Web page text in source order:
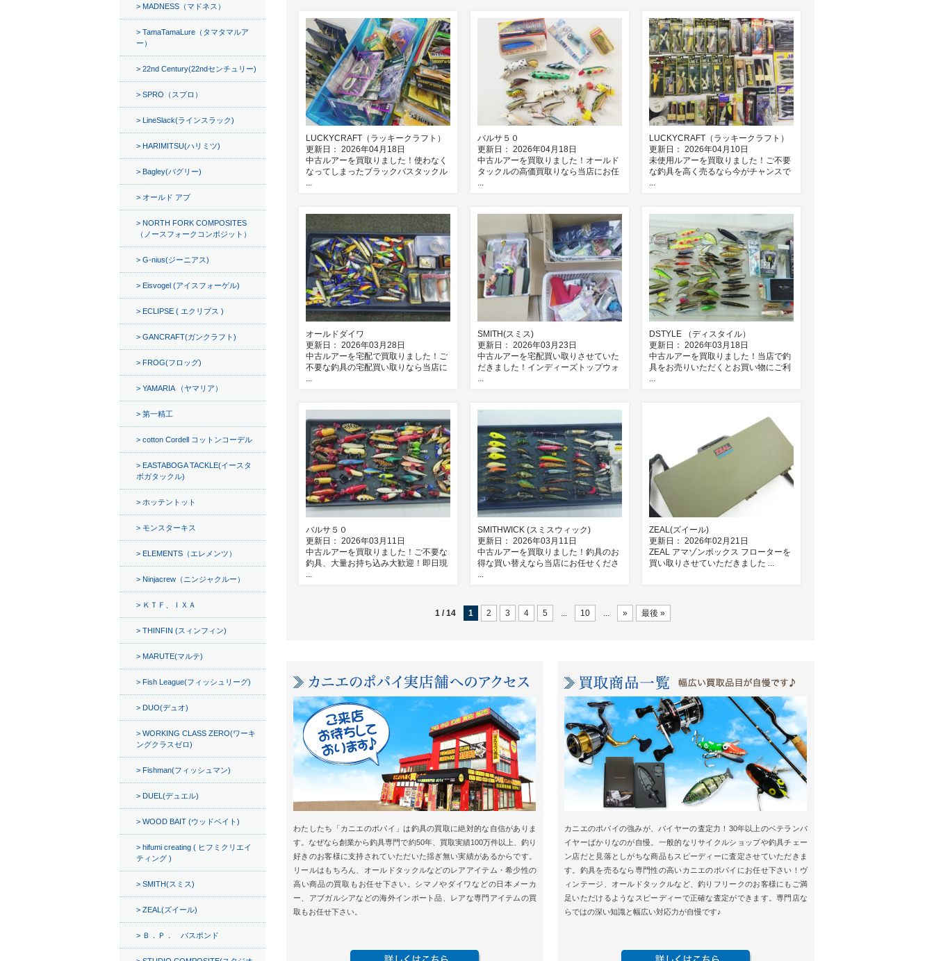
LUCKYCRAFT（ラッキークラフト）
更新日： 2026年04月18日
中古ルアーを買取りました！使わなく
なってしまったブラックバスタックル
...
バルサ５０
更新日： 2026年04月18日
中古ルアーを買取りました！オールド
タックルの高価買取りなら当店にお任
...
LUCKYCRAFT（ラッキークラフト）
更新日： 2026年04月10日
未使用ルアーを買取りました！ご不要
な釣具を高く売るなら今がチャンスで
...
オールドダイワ
更新日： 2026年03月28日
中古ルアーを宅配で買取りました！ご
不要な釣具の宅配買い取りなら当店に
...
SMITH(スミス)
更新日： 2026年03月23日
中古ルアーを宅配買い取りさせていた
だきました！インディーズトップウォ
...
DSTYLE （ディスタイル）
更新日： 2026年03月18日
中古ルアーを買取りました！当店で釣
具をお売りいただくとお買い物にご利
...
バルサ５０
更新日： 2026年03月11日
中古ルアーを買取りました！ご不要な
釣具、大量お持ち込み大歓迎！即日現
...
SMITHWICK (スミスウィック)
更新日： 2026年03月11日
中古ルアーを買取りました！釣具のお
得な買い替えなら当店にお任せくださ
...
ZEAL(ズイール)
更新日： 2026年02月21日
ZEAL アマゾンボックス フローターを
買い取りさせていただきました ...
1 / 14 1 2 3 4 5 ... 10 ... » 最後 »
わたしたち「カニエのポパイ」は釣具の買取に絶対的な自信がありま
す。なぜなら創業から釣具専門で約50年、買取実績100万件以上、釣り
好きのお客様に支持されていただいた揺ぎ無い実績があるからです。
リールはもちろん、オールドタックルなどのレアアイテム・希少性の
高い商品の買取もお任せ下さい。シマノやダイワなどの日本メーカ
ー、アブガルシアなどの海外インポート品、レアな専門アイテムの買
取もお任せ下さい。
カニエのポパイの強みが、バイヤーの査定力！30年以上のベテランバ
イヤーばかりなのが自慢。一般的なリサイクルショップや釣具チェー
ン店だと見落としがちな商品もスピーディーに査定させていただきま
す。釣具を売るなら専門性の高いカニエのポパイにお任せ下さい！ヴ
ィンテージ、オールドタックルなど、釣りフリークのお客様にもご満
足いただけるようなスピーディーで正確な査定ができます。専門店な
らではの深い知識と幅広い対応力が自慢です♪
MADNESS（マドネス）
TamaTamaLure（タマタマルア
ー）
22nd Century(22ndセンチュリー)
SPRO（スプロ）
LineSlack(ラインスラック)
HARIMITSU(ハリミツ)
Bagley(バグリー)
オールド アブ
NORTH FORK COMPOSITES
（ノースフォークコンポジット）
G-nius(ジーニアス)
Eisvogel (アイスフォーゲル)
ECLIPSE ( エクリプス )
GANCRAFT(ガンクラフト)
FROG(フロッグ)
YAMARIA （ヤマリア）
第一精工
cotton Cordell コットンコーデル
EASTABOGA TACKLE(イースタ
ボガタックル)
ホッテントット
モンスターキス
ELEMENTS（エレメンツ）
Ninjacrew（ニンジャクルー）
ＫＴＦ、ＩＸＡ
THINFIN (スィンフィン)
MARUTE(マルテ)
Fish League(フィッシュリーグ)
DUO(デュオ)
WORKING CLASS ZERO(ワーキ
ングクラスゼロ)
Fishman(フィッシュマン)
DUEL(デュエル)
WOOD BAIT (ウッドベイト)
hifumi creating ( ヒフミクリエイ
ティング )
SMITH(スミス)
ZEAL(ズイール)
Ｂ．Ｐ． バスポンド